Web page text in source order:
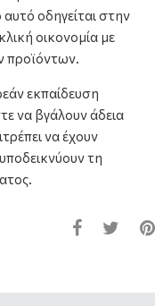
οδηγείται στην
οικονομία με
προϊόντων.
εκπαίδευση
να βγάλουν άδεια
να έχουν
τη